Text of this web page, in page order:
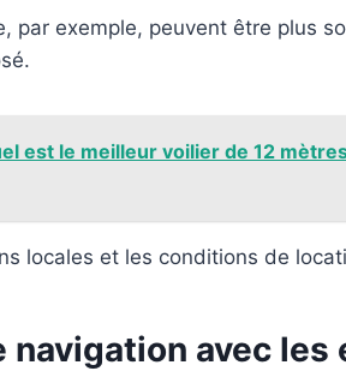
par exemple, peuvent être plus
est le meilleur voilier de 12
locales et les conditions de
navigation avec les